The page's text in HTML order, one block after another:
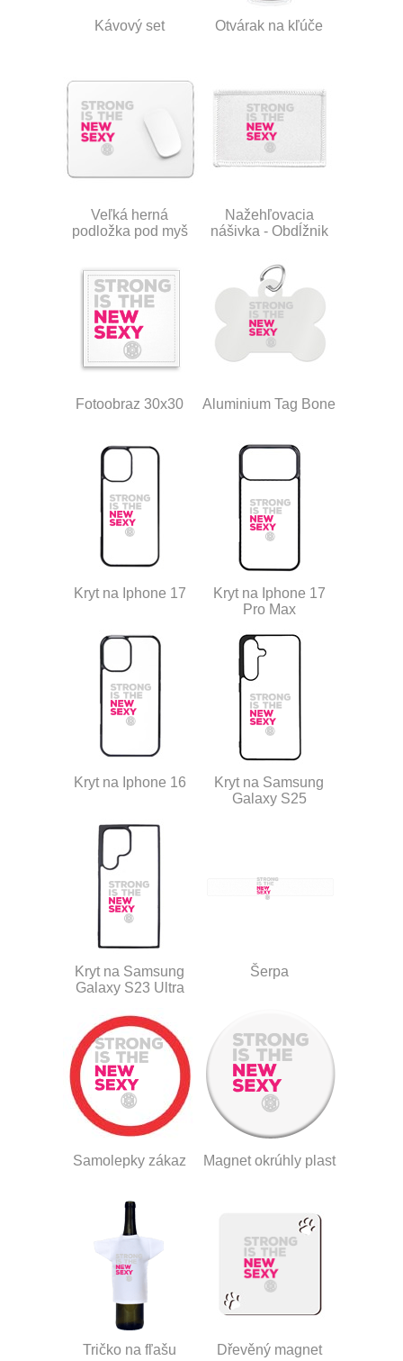
Kávový set Otvárak na kľúče
Veľká herná
podložka pod myš
Nažehľovacia
nášivka - Obdĺžnik
Fotoobraz 30x30 Aluminium Tag Bone
Kryt na Iphone 17
Kryt na Iphone 17
Pro Max
Kryt na Iphone 16
Kryt na Samsung
Galaxy S25
Kryt na Samsung
Galaxy S23 Ultra
Šerpa
Samolepky zákaz Magnet okrúhly plast
Tričko na fľašu Dřevěný magnet